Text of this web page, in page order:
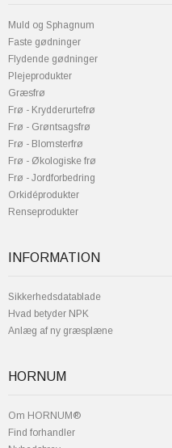
Muld og Sphagnum
Faste gødninger
Flydende gødninger
Plejeprodukter
Græsfrø
Frø - Krydderurtefrø
Frø - Grøntsagsfrø
Frø - Blomsterfrø
Frø - Økologiske frø
Frø - Jordforbedring
Orkidéprodukter
Renseprodukter
INFORMATION
Sikkerhedsdatablade
Hvad betyder NPK
Anlæg af ny græsplæne
HORNUM
Om HORNUM®
Find forhandler